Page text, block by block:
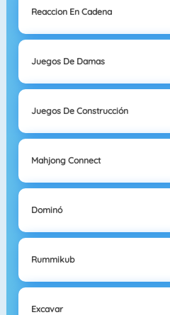
Reaccion En Cadena
Juegos De Damas
Juegos De Construcción
Mahjong Connect
Dominó
Rummikub
Excavar